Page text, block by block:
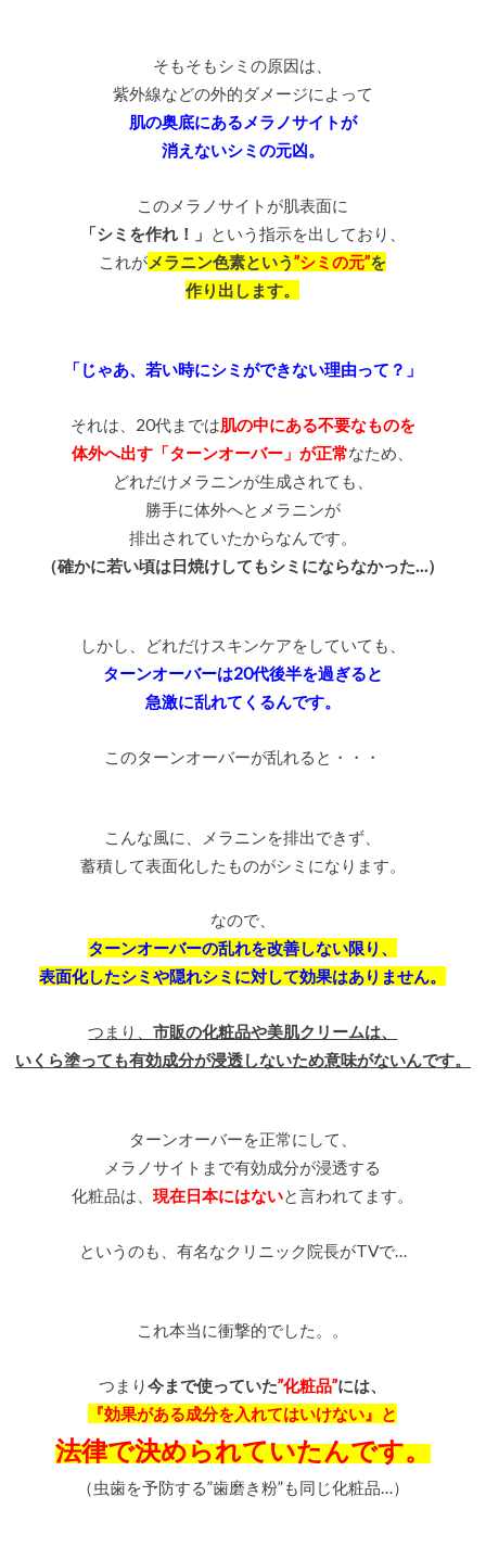
そもそもシミの原因は、
紫外線などの外的ダメージによって
肌の奥底にあるメラノサイトが
消えないシミの元凶。
このメラノサイトが肌表面に
「シミを作れ！」 という指示を出しており、
これがメラニン色素という”シミの元”を
作り出します。
「じゃあ、若い時にシミができない理由って？」
それは、20代までは肌の中にある不要なものを
体外へ出す 「ターンオーバー」が正常なため、
どれだけメラニンが生成されても、
勝手に体外へとメラニンが
排出されていたからなんです。
（確かに若い頃は日焼けしてもシミにならなかった…）
しかし、どれだけスキンケアをしていても、
ターンオーバーは20代後半を過ぎると
急激に乱れてくるんです。
このターンオーバーが乱れると・・・
こんな風に、メラニンを排出できず、
蓄積して表面化したものがシミになります。
なので、
ターンオーバーの乱れを改善しない限り、
表面化したシミや隠れシミに対して効果はありません。
つまり、市販の化粧品や美肌クリームは、
いくら塗っても有効成分が浸透しないため意味がないんです。
ターンオーバーを正常にして、
メラノサイトまで有効成分が浸透する
化粧品は、現在日本にはないと言われてます。
というのも、有名なクリニック院長がTVで…
これ本当に衝撃的でした。。
つまり今まで使っていた”化粧品”には、
『効果がある成分を入れてはいけない』と
法律で決められていたんです。
（虫歯を予防する”歯磨き粉”も同じ化粧品…）